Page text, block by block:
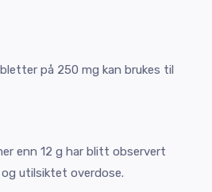
på 250 mg kan brukes til
enn 12 g har blitt observert
utilsiktet overdose.